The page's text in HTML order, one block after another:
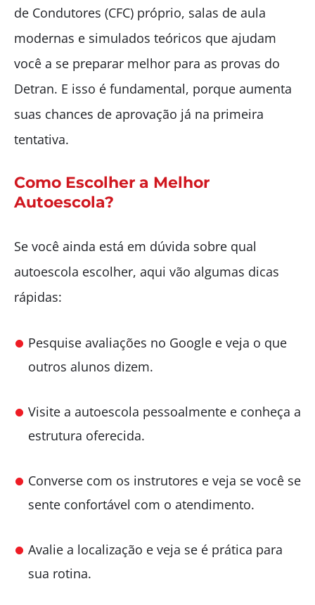
de Condutores (CFC) próprio, salas de aula
modernas e simulados teóricos que ajudam
você a se preparar melhor para as provas do
Detran. E isso é fundamental, porque aumenta
suas chances de aprovação já na primeira
tentativa.
Como Escolher a Melhor
Autoescola?
Se você ainda está em dúvida sobre qual
autoescola escolher, aqui vão algumas dicas
rápidas:
Pesquise avaliações no Google e veja o que
outros alunos dizem.
Visite a autoescola pessoalmente e conheça a
estrutura oferecida.
Converse com os instrutores e veja se você se
sente confortável com o atendimento.
Avalie a localização e veja se é prática para
sua rotina.